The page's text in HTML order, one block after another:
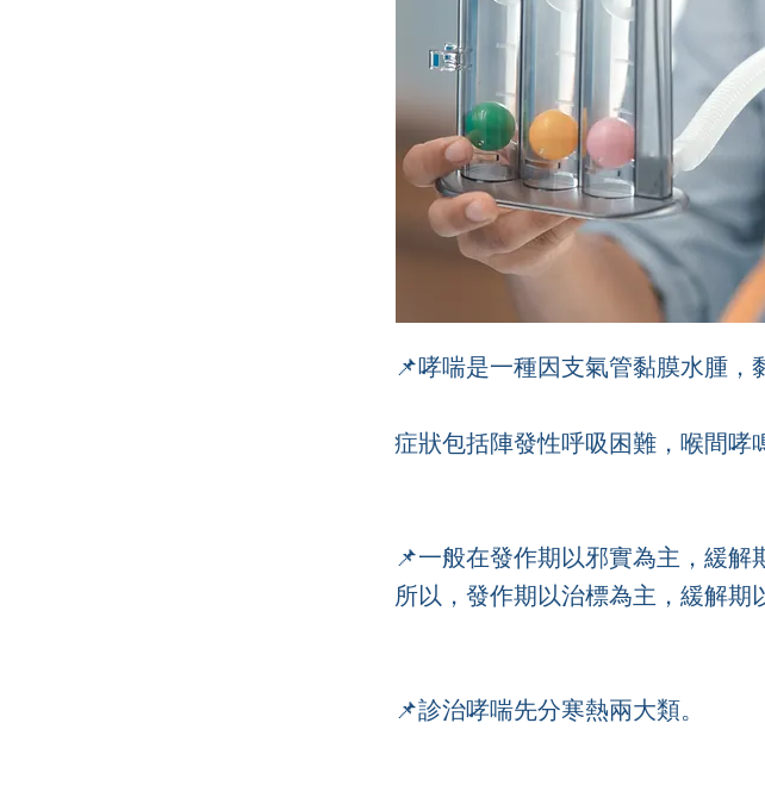
📌哮喘是一種因支氣管黏膜水腫，
症狀包括陣發性呼吸困難，喉間哮
📌一般在發作期以邪實為主，緩解
所以，發作期以治標為主，緩解期
📌診治哮喘先分寒熱兩大類。